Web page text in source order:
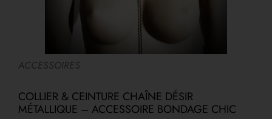
ACCESSOIRES
COLLIER & CEINTURE CHAÎNE DÉSIR
MÉTALLIQUE – ACCESSOIRE BONDAGE CHIC